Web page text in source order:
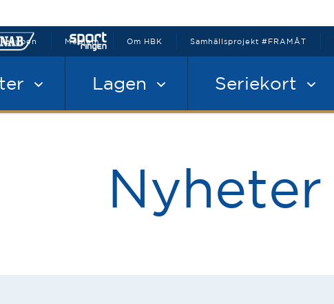
Lagen Seriekort
Medlem Om HBK Samhällsprojekt #FRAMÅT
Nyheter